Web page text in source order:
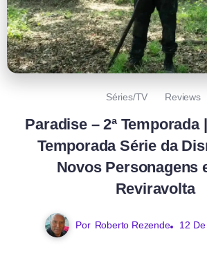
Séries/TV Reviews
Paradise – 2ª Temporada
Temporada Série da
Novos Personagens
Reviravolta
Por Roberto Rezende 12